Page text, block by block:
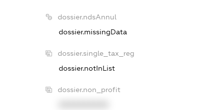
dossier.ndsAnnul
dossier.missingData
dossier.single_tax_reg
dossier.notInList
dossier.non_profit